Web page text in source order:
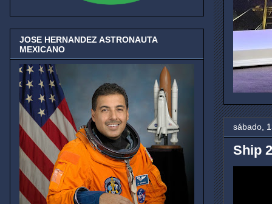
sábado,
Ship
JOSE HERNANDEZ ASTRONAUTA
MEXICANO